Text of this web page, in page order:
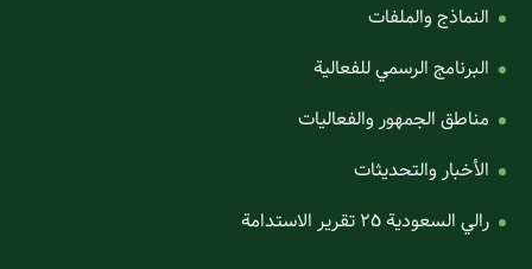
النماذج والملفات
البرنامج الرسمي للفعالية
مناطق الجمهور والفعاليات
الأخبار والتحديثات
رالي السعودية ٢٥ تقرير الاستدامة